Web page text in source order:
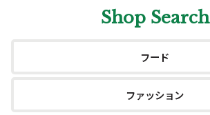
Shop Search
フード
ファッション